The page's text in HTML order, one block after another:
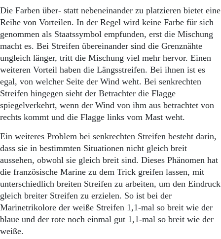
Die Farben über- statt nebeneinander zu platzieren bietet eine
Reihe von Vorteilen. In der Regel wird keine Farbe für sich
genommen als Staatssymbol empfunden, erst die Mischung
macht es. Bei Streifen übereinander sind die Grenznähte
ungleich länger, tritt die Mischung viel mehr hervor. Einen
weiteren Vorteil haben die Längsstreifen. Bei ihnen ist es
egal, von welcher Seite der Wind weht. Bei senkrechten
Streifen hingegen sieht der Betrachter die Flagge
spiegelverkehrt, wenn der Wind von ihm aus betrachtet von
rechts kommt und die Flagge links vom Mast weht.
Ein weiteres Problem bei senkrechten Streifen besteht darin,
dass sie in bestimmten Situationen nicht gleich breit
aussehen, obwohl sie gleich breit sind. Dieses Phänomen hat
die französische Marine zu dem Trick greifen lassen, mit
unterschiedlich breiten Streifen zu arbeiten, um den Eindruck
gleich breiter Streifen zu erzielen. So ist bei der
Marinetrikolore der weiße Streifen 1,1-mal so breit wie der
blaue und der rote noch einmal gut 1,1-mal so breit wie der
weiße.